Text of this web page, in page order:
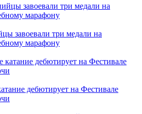
завоевали три медали на
марафону
дебютирует на Фестивале